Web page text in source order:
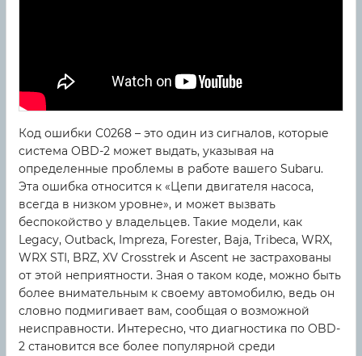
Код ошибки C0268 – это один из сигналов, которые
система OBD-2 может выдать, указывая на
определенные проблемы в работе вашего Subaru.
Эта ошибка относится к «Цепи двигателя насоса,
всегда в низком уровне», и может вызвать
беспокойство у владельцев. Такие модели, как
Legacy, Outback, Impreza, Forester, Baja, Tribeca, WRX,
WRX STI, BRZ, XV Crosstrek и Ascent не застрахованы
от этой неприятности. Зная о таком коде, можно быть
более внимательным к своему автомобилю, ведь он
словно подмигивает вам, сообщая о возможной
неисправности. Интересно, что диагностика по OBD-
2 становится все более популярной среди